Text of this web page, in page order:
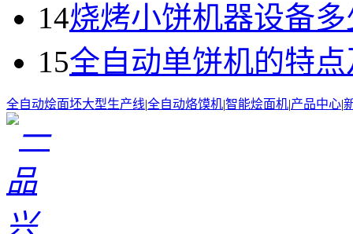
14烧烤小饼机器设备
15全自动单饼机的特
全自动烩面坯大型生产线|全自动烙馍机|智能烩面机|产品中心|